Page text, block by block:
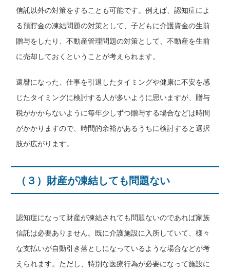
信託以外の対策をすることも可能です。例えば、認知症によ
る預貯金の凍結問題の対策として、子どもに介護資金の生前
贈与をしたり、不動産管理問題の対策として、不動産を生前
に売却しておくということが考えられます。
還暦になった、仕事を引退したタイミングや健康に不安を感
じたタイミングに検討する人が多いように思いますが、贈与
税がかからないように毎年少しずつ贈与する場合などは時間
がかかりますので、時間的余裕があるうちに検討すると選択
肢が広がります。
（３）財産が凍結しても問題ない
認知症になって財産が凍結されても問題ないのであれば家族
信託は必要ありません。既に介護施設に入所していて、様々
な支払いが自動引き落としになっているような場合などが考
えられます。ただし、特別な医療行為が必要になって施設に